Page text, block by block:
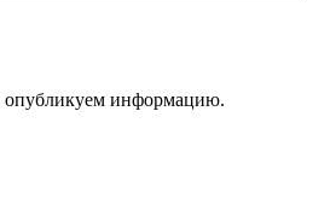
информацию.